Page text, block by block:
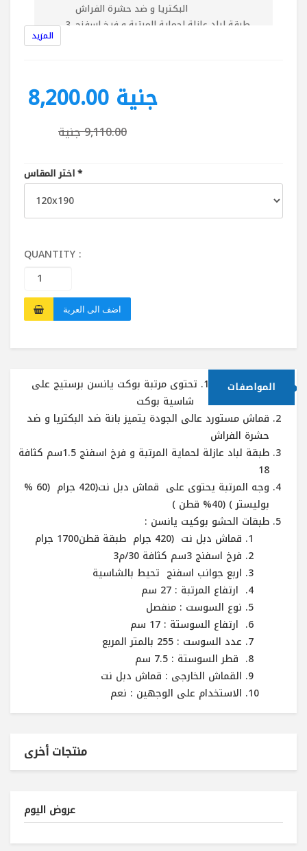
البكتريا و ضد حشرة الفراش
طبقة لباد عازلة لحماية المرتبة و فرخ اسفنج
قماش دبل نت (420 جرام طبقة قطن1700
نوع السوست : منفصل
عدد السوست : 255 بالمتر المربع
المزيد
8,200.00 جنية
9,110.00 جنية
*
QUANTITY :
اضف الى العربة
المواصفات
تحتوى مرتبة بوكت يانسن برستيج على
شاسية بوكت
قماش مستورد عالى الجودة يتميز بانة ضد البكتريا و ضد
حشرة الفراش
طبقة لباد عازلة لحماية المرتبة و فرخ اسفنج 1.5سم كثافة
18
وجه المرتبة يحتوى على قماش دبل نت(420 جرام (60 %
بوليستر ) (40% قطن )
طبقات الحشو بوكيت يانسن :
قماش دبل نت (420 جرام طبقة قطن1700 جرام
فرخ اسفنج 3سم كثافة 30/م3
اربع جوانب اسفنج تحيط بالشاسية
ارتفاع المرتبة : 27 سم
نوع السوست : منفصل
ارتفاع السوستة : 17 سم
عدد السوست : 255 بالمتر المربع
قطر السوستة : 7.5 سم
القماش الخارجى : قماش دبل نت
الاستخدام على الوجهين : نعم
منتجات أخرى
عروض اليوم